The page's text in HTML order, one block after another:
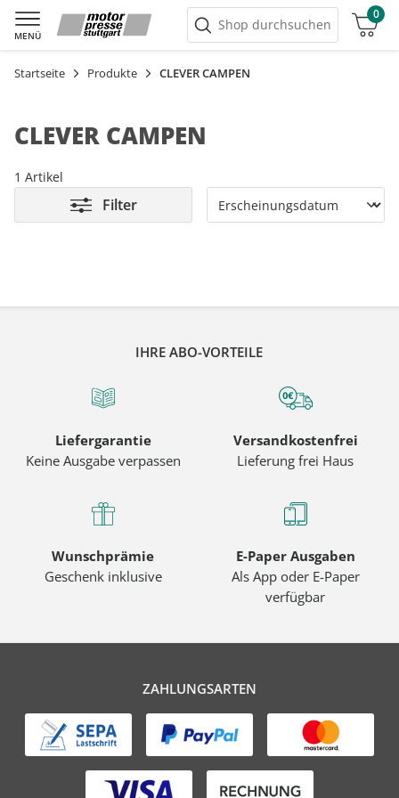
MENÜ
Shop durchsuchen
0
Warenkorb
Startseite Produkte CLEVER CAMPEN
CLEVER CAMPEN
1 Artikel
Filter
IHRE ABO-VORTEILE
Liefergarantie
Keine Ausgabe verpassen
Versandkostenfrei
Lieferung frei Haus
Wunschprämie
Geschenk inklusive
E-Paper Ausgaben
Als App oder E-Paper
verfügbar
ZAHLUNGSARTEN